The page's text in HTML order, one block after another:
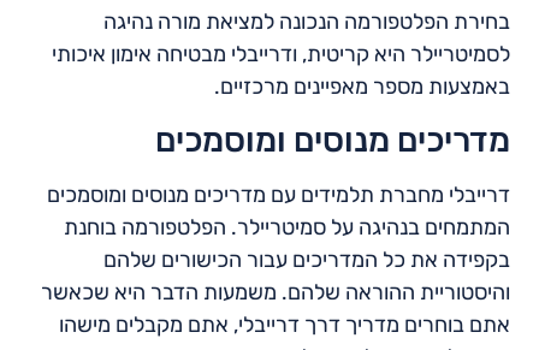
בחירת הפלטפורמה הנכונה למציאת מורה נהיגה
לסמיטריילר היא קריטית, ודרייבלי מבטיחה אימון איכותי
באמצעות מספר מאפיינים מרכזיים.
מדריכים מנוסים ומוסמכים
דרייבלי מחברת תלמידים עם מדריכים מנוסים ומוסמכים
המתמחים בנהיגה על סמיטריילר. הפלטפורמה בוחנת
בקפידה את כל המדריכים עבור הכישורים שלהם
והיסטוריית ההוראה שלהם. משמעות הדבר היא שכאשר
אתם בוחרים מדריך דרך דרייבלי, אתם מקבלים מישהו